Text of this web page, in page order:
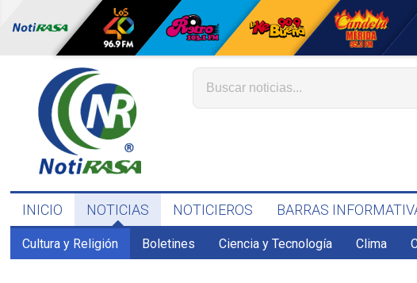
INICIO NOTICIAS NOTICIEROS BARRAS
Cultura y Religión Boletines Ciencia y Tecnología Clima